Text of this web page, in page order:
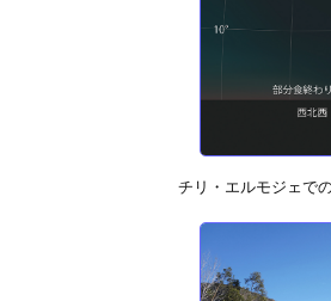
チリ・エルモジェで